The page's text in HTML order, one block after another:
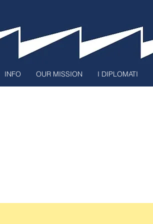
INFO OUR MISSION I DIPLOMATI